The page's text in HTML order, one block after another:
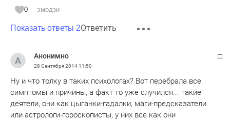
0 эмодзи
Показать ответы 2Ответить
Анонимно
28 Сентября 201411:50
Ну и что толку в таких психологах? Вот перебрала все
симптомы и причины, а факт то уже случился... такие
деятели, они как цыганки-гадалки, маги-предсказатели
или астрологи-гороскописты, у них все как они